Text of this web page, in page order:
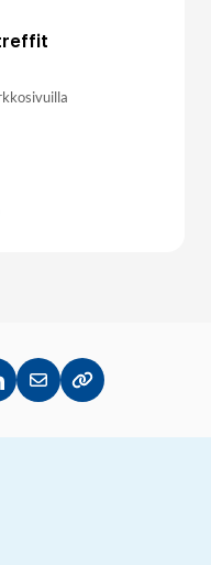
LinkedInissä
Jaa sähköpostitse
Kopioi linkki